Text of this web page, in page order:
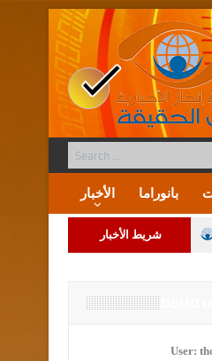
الأخبار بانوراما
شريط الأخبار
User: